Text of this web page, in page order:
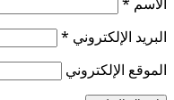
الاسم *
البريد الإلكتروني *
الموقع الإلكتروني